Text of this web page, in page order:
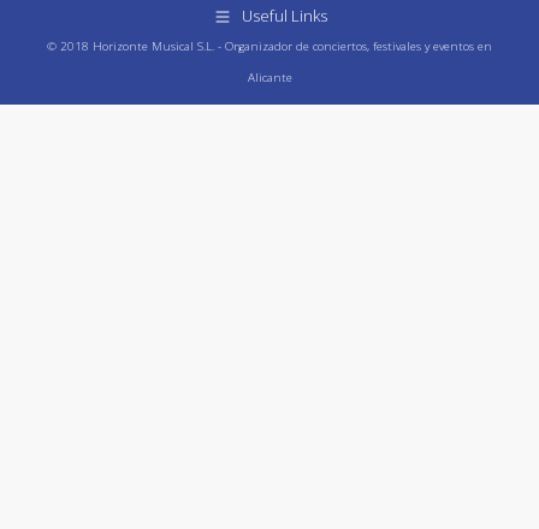
Useful Links
© 2018 Horizonte Musical S.L. - Organizador de conciertos, festivales y eventos en
Alicante